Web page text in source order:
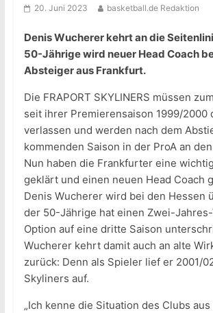
20. Juni 2023 basketball.de Redaktion
Denis Wucherer kehrt an die
50-Jährige wird neuer Head Coach
Absteiger aus Frankfurt.
Die FRAPORT SKYLINERS müssen
seit ihrer Premierensaison 1999/2000
verlassen und werden nach dem
kommenden Saison in der ProA an
Nun haben die Frankfurter eine
geklärt und einen neuen Head Coach
Denis Wucherer wird bei den Hessen
der 50-Jährige hat einen Zwei-
Option auf eine dritte Saison
Wucherer kehrt damit auch an alte
zurück: Denn als Spieler lief er 2001/
Skyliners auf.
„Ich kenne die Situation des Clubs